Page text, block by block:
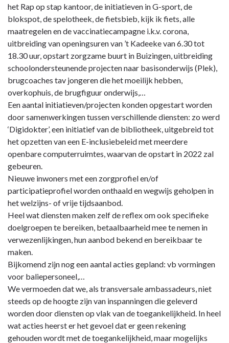
het Rap op stap kantoor, de initiatieven in G-sport, de
blokspot, de spelotheek, de fietsbieb, kijk ik fiets, alle
maatregelen en de vaccinatiecampagne i.k.v. corona,
uitbreiding van openingsuren van ’t Kadeeke van 6.30 tot
18.30 uur, opstart zorgzame buurt in Buizingen, uitbreiding
schoolondersteunende projecten naar basisonderwijs (Plek),
brugcoaches tav jongeren die het moeilijk hebben,
overkophuis, de brugfiguur onderwijs,…
Een aantal initiatieven/projecten konden opgestart worden
door samenwerkingen tussen verschillende diensten: zo werd
‘Digidokter’, een initiatief van de bibliotheek, uitgebreid tot
het opzetten van een E-inclusiebeleid met meerdere
openbare computerruimtes, waarvan de opstart in 2022 zal
gebeuren.
Nieuwe inwoners met een zorgprofiel en/of
participatieprofiel worden onthaald en wegwijs geholpen in
het welzijns- of vrije tijdsaanbod.
Heel wat diensten maken zelf de reflex om ook specifieke
doelgroepen te bereiken, betaalbaarheid mee te nemen in
verwezenlijkingen, hun aanbod bekend en bereikbaar te
maken.
Bijkomend zijn nog een aantal acties gepland: vb vormingen
voor baliepersoneel,…
We vermoeden dat we, als transversale ambassadeurs, niet
steeds op de hoogte zijn van inspanningen die geleverd
worden door diensten op vlak van de toegankelijkheid. In heel
wat acties heerst er het gevoel dat er geen rekening
gehouden wordt met de toegankelijkheid, maar mogelijks